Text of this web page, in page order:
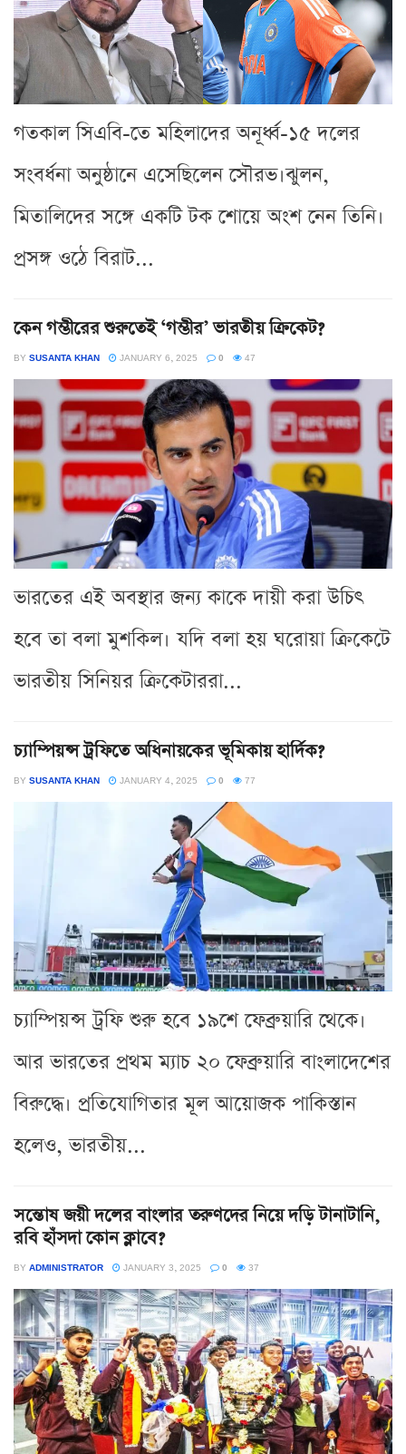
গতকাল সিএবি-তে মহিলাদের অনূর্ধ্ব-১৫ দলের
সংবর্ধনা অনুষ্ঠানে এসেছিলেন সৌরভ।ঝুলন,
মিতালিদের সঙ্গে একটি টক শোয়ে অংশ নেন তিনি।
প্রসঙ্গ ওঠে বিরাট...
কেন গম্ভীরের শুরুতেই ‘গম্ভীর’ ভারতীয় ক্রিকেট?
BY SUSANTA KHAN JANUARY 6, 2025 0 47
ভারতের এই অবস্থার জন্য কাকে দায়ী করা উচিৎ
হবে তা বলা মুশকিল। যদি বলা হয় ঘরোয়া ক্রিকেটে
ভারতীয় সিনিয়র ক্রিকেটাররা...
চ্যাম্পিয়ন্স ট্রফিতে অধিনায়কের ভূমিকায় হার্দিক?
BY SUSANTA KHAN JANUARY 4, 2025 0 77
চ্যাম্পিয়ন্স ট্রফি শুরু হবে ১৯শে ফেব্রুয়ারি থেকে।
আর ভারতের প্রথম ম্যাচ ২০ ফেব্রুয়ারি বাংলাদেশের
বিরুদ্ধে। প্রতিযোগিতার মূল আয়োজক পাকিস্তান
হলেও, ভারতীয়...
সন্তোষ জয়ী দলের বাংলার তরুণদের নিয়ে দড়ি টানাটানি,
রবি হাঁসদা কোন ক্লাবে?
BY ADMINISTRATOR JANUARY 3, 2025 0 37